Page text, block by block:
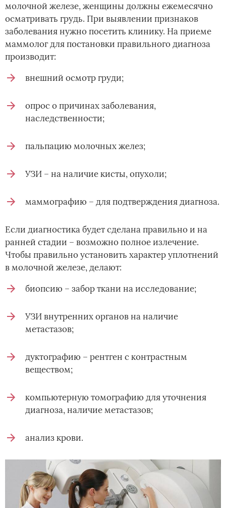
молочной железе, женщины должны ежемесячно
осматривать грудь. При выявлении признаков
заболевания нужно посетить клинику. На приеме
маммолог для постановки правильного диагноза
производит:
внешний осмотр груди;
опрос о причинах заболевания,
наследственности;
пальпацию молочных желез;
УЗИ – на наличие кисты, опухоли;
маммографию – для подтверждения диагноза.
Если диагностика будет сделана правильно и на
ранней стадии – возможно полное излечение.
Чтобы правильно установить характер уплотнений
в молочной железе, делают:
биопсию – забор ткани на исследование;
УЗИ внутренних органов на наличие
метастазов;
дуктографию – рентген с контрастным
веществом;
компьютерную томографию для уточнения
диагноза, наличие метастазов;
анализ крови.